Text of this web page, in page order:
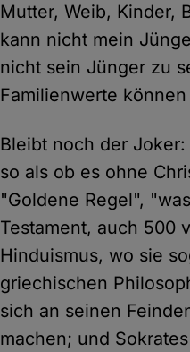
Mutter, Weib, Kinder,
kann nicht mein
nicht sein Jünger zu
Familienwerte
Bleibt noch der
so als ob es ohne
"Goldene Regel",
Testament, auch 500
Hinduismus, wo sie
griechischen
sich an seinen
machen; und